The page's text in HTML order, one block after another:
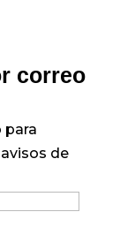
correo
para
de